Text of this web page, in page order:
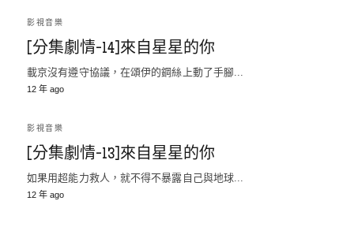
影視音樂
[分集劇情-14]來自星星的你
載京沒有遵守協議，在頌伊的鋼絲上動了手腳...
12 年 ago
影視音樂
[分集劇情-13]來自星星的你
如果用超能力救人，就不得不暴露自己與地球...
12 年 ago